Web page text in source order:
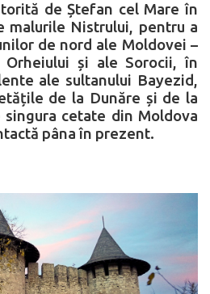
de Ștefan cel Mare în
malurile Nistrului, pentru a
de nord ale Moldovei –
și ale Sorocii, în
ale sultanului Bayezid,
de la Dunăre și de la
singura cetate din Moldova
pâna în prezent.